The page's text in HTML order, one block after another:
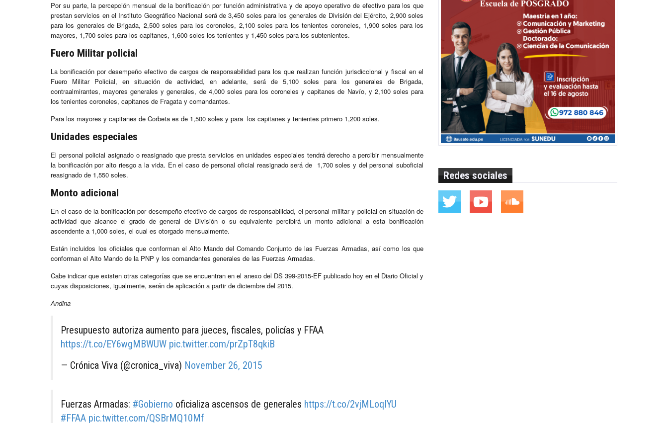
Por su parte, la percepción mensual de la bonificación por función administrativa y de apoyo operativo de efectivo para los que
prestan servicios en el Instituto Geográfico Nacional será de 3,450 soles para los generales de División del Ejército, 2,900 soles
para los generales de Brigada, 2,500 soles para los coroneles, 2,100 soles para los tenientes coroneles, 1,900 soles para los
mayores, 1,700 soles para los capitanes, 1,600 soles los tenientes y 1,450 soles para los subtenientes.
Fuero Militar policial
La bonificación por desempeño efectivo de cargos de responsabilidad para los que realizan función jurisdiccional y fiscal en el
Fuero Militar Policial, en situación de actividad, en adelante, será de 5,100 soles para los generales de Brigada,
contraalmirantes, mayores generales y generales, de 4,000 soles para los coroneles y capitanes de Navío, y 2,100 soles para
los tenientes coroneles, capitanes de Fragata y comandantes.
Para los mayores y capitanes de Corbeta es de 1,500 soles y para los capitanes y tenientes primero 1,200 soles.
Unidades especiales
El personal policial asignado o reasignado que presta servicios en unidades especiales tendrá derecho a percibir mensualmente
la bonificación por alto riesgo a la vida. En el caso de personal oficial reasignado será de 1,700 soles y del personal suboficial
reasignado de 1,550 soles.
Monto adicional
En el caso de la bonificación por desempeño efectivo de cargos de responsabilidad, el personal militar y policial en situación de
actividad que alcance el grado de general de División o su equivalente percibirá un monto adicional a esta bonificación
ascendente a 1,000 soles, el cual es otorgado mensualmente.
Están incluidos los oficiales que conforman el Alto Mando del Comando Conjunto de las Fuerzas Armadas, así como los que
conforman el Alto Mando de la PNP y los comandantes generales de las Fuerzas Armadas.
Cabe indicar que existen otras categorías que se encuentran en el anexo del DS 399-2015-EF publicado hoy en el Diario Oficial y
cuyas disposiciones, igualmente, serán de aplicación a partir de diciembre del 2015.
Andina
Presupuesto autoriza aumento para jueces, fiscales, policías y FFAA
https://t.co/EY6wgMBWUW pic.twitter.com/prZpT8qkiB
— Crónica Viva (@cronica_viva) November 26, 2015
Fuerzas Armadas: #Gobierno oficializa ascensos de generales https://t.co/2vjMLoqIYU
#FFAA pic.twitter.com/QSBrMQ10Mf
Redes sociales